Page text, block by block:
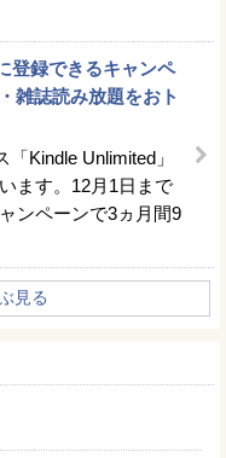
登録できるキャンペ
雑誌読み放題をおト
Kindle Unlimited」
ます。12月1日まで
ンペーンで3ヵ月間9
見る